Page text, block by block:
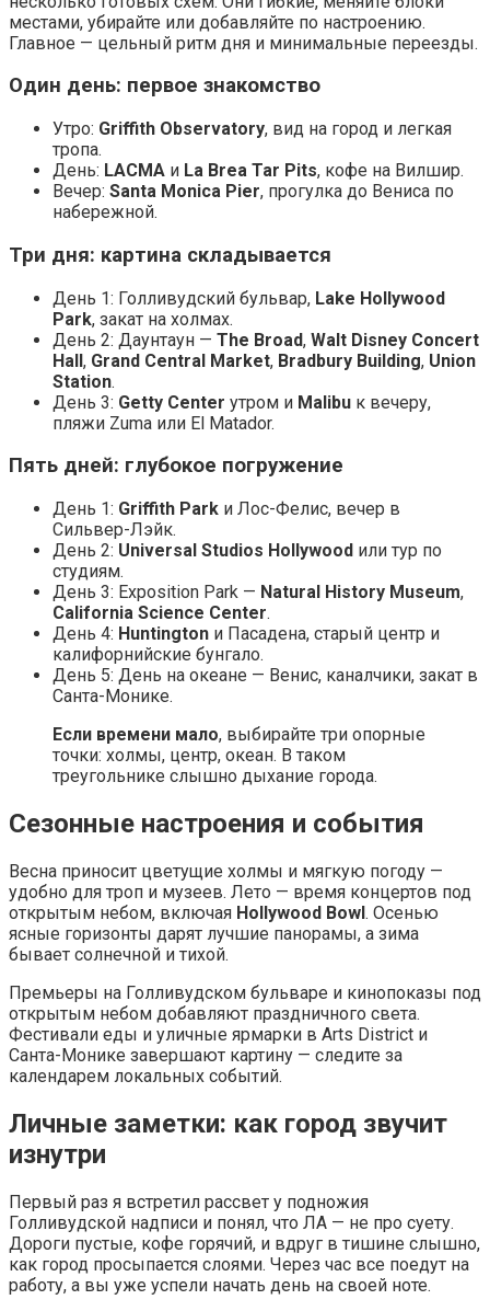
местами, убирайте или добавляйте по настроению.
Главное — цельный ритм дня и минимальные переезды.
Один день: первое знакомство
Утро: Griffith Observatory, вид на город и легкая
тропа.
День: LACMA и La Brea Tar Pits, кофе на Вилшир.
Вечер: Santa Monica Pier, прогулка до Вениса по
набережной.
Три дня: картина складывается
День 1: Голливудский бульвар, Lake Hollywood
Park, закат на холмах.
День 2: Даунтаун — The Broad, Walt Disney Concert
Hall, Grand Central Market, Bradbury Building, Union
Station.
День 3: Getty Center утром и Malibu к вечеру,
пляжи Zuma или El Matador.
Пять дней: глубокое погружение
День 1: Griffith Park и Лос-Фелис, вечер в
Сильвер-Лэйк.
День 2: Universal Studios Hollywood или тур по
студиям.
День 3: Exposition Park — Natural History Museum,
California Science Center.
День 4: Huntington и Пасадена, старый центр и
калифорнийские бунгало.
День 5: День на океане — Венис, каналчики, закат в
Санта-Монике.
Если времени мало, выбирайте три опорные
точки: холмы, центр, океан. В таком
треугольнике слышно дыхание города.
Сезонные настроения и события
Весна приносит цветущие холмы и мягкую погоду —
удобно для троп и музеев. Лето — время концертов под
открытым небом, включая Hollywood Bowl. Осенью
ясные горизонты дарят лучшие панорамы, а зима
бывает солнечной и тихой.
Премьеры на Голливудском бульваре и кинопоказы под
открытым небом добавляют праздничного света.
Фестивали еды и уличные ярмарки в Arts District и
Санта-Монике завершают картину — следите за
календарем локальных событий.
Личные заметки: как город звучит
изнутри
Первый раз я встретил рассвет у подножия
Голливудской надписи и понял, что ЛА — не про суету.
Дороги пустые, кофе горячий, и вдруг в тишине слышно,
как город просыпается слоями. Через час все поедут на
работу, а вы уже успели начать день на своей ноте.